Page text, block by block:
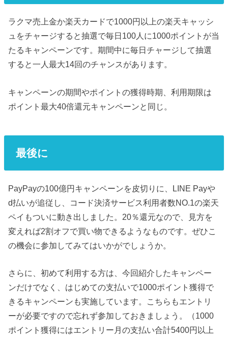
ラクマ売上金か楽天カードで1000円以上の楽天キャッシ
ュをチャージすると抽選で毎日100人に1000ポイントが当
たるキャンペーンです。期間中に毎日チャージして抽選
すると一人最大14回のチャンスがあります。
キャンペーンの期間やポイントの獲得時期、利用期限は
ポイント最大40倍還元キャンペーンと同じ。
最後に
PayPayの100億円キャンペーンを皮切りに、LINE Payや
d払いが追従し、コード決済サービス利用者数NO.1の楽天
ペイもついに動き出しました。20％還元なので、見方を
変えれば2割オフで買い物できるようなものです。ぜひこ
の機会に参加してみてはいかがでしょうか。
さらに、初めて利用する方は、今回紹介したキャンペー
ンだけでなく、はじめての支払いで1000ポイント獲得で
きるキャンペーンも実施しています。こちらもエントリ
ーが必要ですので忘れず参加しておきましょう。（1000
ポイント獲得にはエントリー月の支払い合計5400円以上